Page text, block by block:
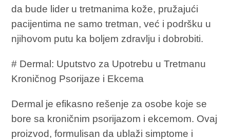
da bude lider u tretmanima kože, pružajući
pacijentima ne samo tretman, već i podršku u
njihovom putu ka boljem zdravlju i dobrobiti.
# Dermal: Uputstvo za Upotrebu u Tretmanu
Kroničnog Psorijaze i Ekcema
Dermal je efikasno rešenje za osobe koje se
bore sa kroničnim psorijazom i ekcemom. Ovaj
proizvod, formulisan da ublaži simptome i